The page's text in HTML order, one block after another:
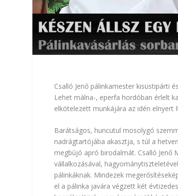
Csalló Jenő pálinkamester kisüstipárti
Lehet málna-, eperfa hordóban érlelt
elkötelezett munkájára az idén
Barátságos, huncutul mosolygó
nadrágtartójába akasztja, s túl a
megbújó apró birodalmát. Csalló Jenő
vállalkozásával,
pálinkáknak. Mindezek
el a pálinka javára végzett két